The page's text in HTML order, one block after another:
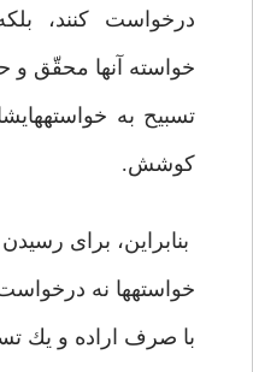
درخواست كنند،
خواسته آنها محقّق و
تسبيح به
كوشش.
بنابراين، براى
خواسته‏ها نه
با صرف اراده و يك